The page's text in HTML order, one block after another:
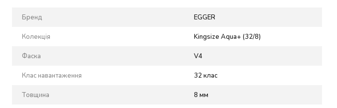
Бренд EGGER
Колекція Kingsize Aqua+ (32/8)
Фаска V4
Клас навантаження 32 клас
Товщина 8 мм